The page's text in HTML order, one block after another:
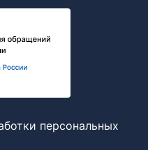
персональных